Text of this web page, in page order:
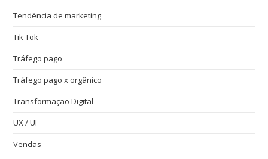
Tendência de marketing
Tik Tok
Tráfego pago
Tráfego pago x orgânico
Transformação Digital
UX / UI
Vendas